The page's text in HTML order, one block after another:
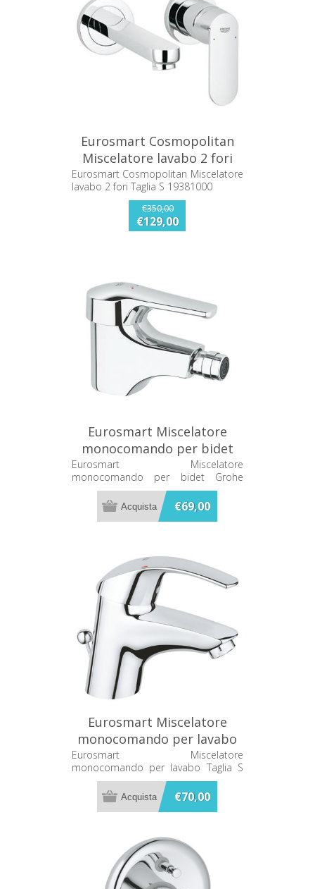
Eurosmart Cosmopolitan
Miscelatore lavabo 2 fori
Taglia S 19381000
Eurosmart Cosmopolitan Miscelatore
lavabo 2 fori Taglia S 19381000
€350,00
€129,00
Eurosmart Miscelatore
monocomando per bidet
Grohe 32929000
Eurosmart Miscelatore
monocomando per bidet Grohe
32929000
€69,00
Eurosmart Miscelatore
monocomando per lavabo
Taglia S Grohe 32925001
Eurosmart Miscelatore
monocomando per lavabo Taglia S
Grohe 32925001
€70,00